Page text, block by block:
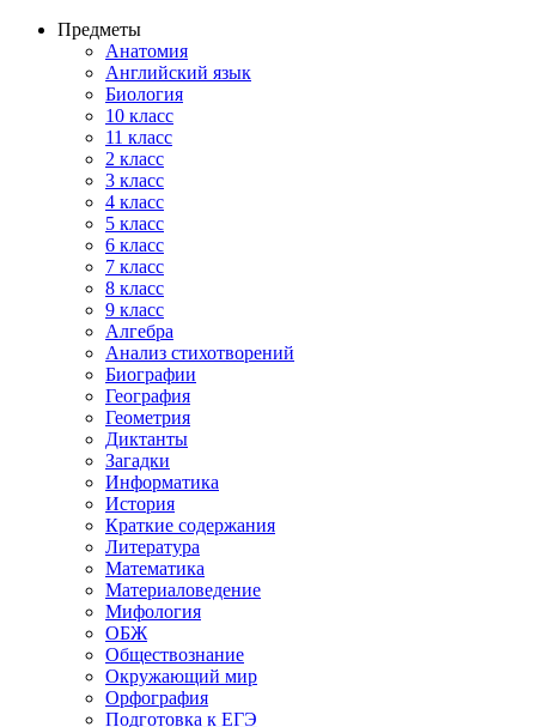
Предметы
Анатомия
Английский язык
Биология
10 класс
11 класс
2 класс
3 класс
4 класс
5 класс
6 класс
7 класс
8 класс
9 класс
Алгебра
Анализ стихотворений
Биографии
География
Геометрия
Диктанты
Загадки
Информатика
История
Краткие содержания
Литература
Математика
Материаловедение
Мифология
ОБЖ
Обществознание
Окружающий мир
Орфография
Подготовка к ЕГЭ